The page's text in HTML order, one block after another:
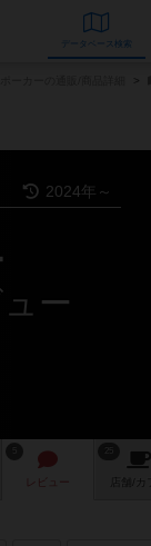
データベー
2024年～
ー
レビュー 店舗/ カ